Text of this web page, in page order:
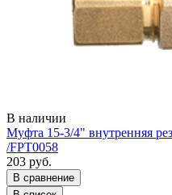
В наличии
Муфта 15-3/4" внутренняя
/FPT0058
203 руб.
В сравнение